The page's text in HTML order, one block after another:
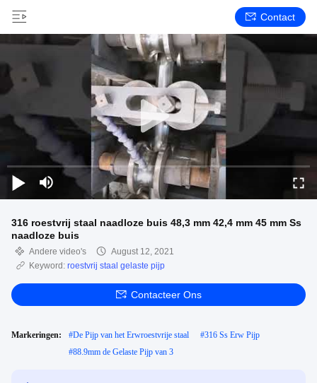
Contact
316 roestvrij staal naadloze buis 48,3 mm 42,4 mm 45 mm Ss
naadloze buis
Andere video's
August 12, 2021
Keyword: roestvrij staal gelaste pijp
Contacteer Ons
Markeringen: #De Pijp van het Erwroestvrije staal #316 Ss Erw Pijp
#88.9mm de Gelaste Pijp van 3